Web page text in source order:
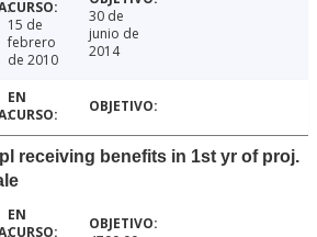
15 de
febrero
de 2010
30 de
junio de
2014
receiving benefits in 1st yr of proj.